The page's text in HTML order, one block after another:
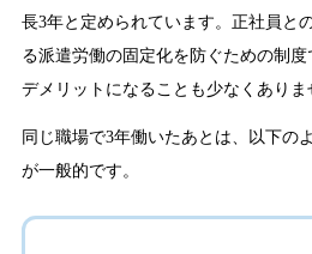
長3年と定められています。正社員と
る派遣労働の固定化を防ぐための制
デメリットになることも少なくありま
同じ職場で3年働いたあとは、以下の
が一般的です。